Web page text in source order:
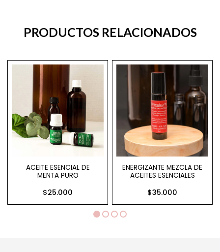
PRODUCTOS RELACIONADOS
ACEITE ESENCIAL DE
MENTA PURO
$25.000
ENERGIZANTE MEZCLA DE
ACEITES ESENCIALES
$35.000